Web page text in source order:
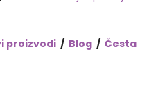
proizvodi / Blog / Česta